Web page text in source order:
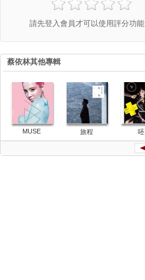
請先登入會員才可以使用評分功能
蔡依林其他專輯
MUSE 旅程 呸